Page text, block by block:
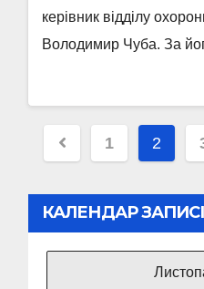
керівник відділу
Володимир Чуба. За
Пагінація
1 2
КАЛЕНДАР